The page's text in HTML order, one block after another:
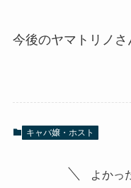
今後のヤマトリノさ
キャバ嬢・ホスト
よかっ